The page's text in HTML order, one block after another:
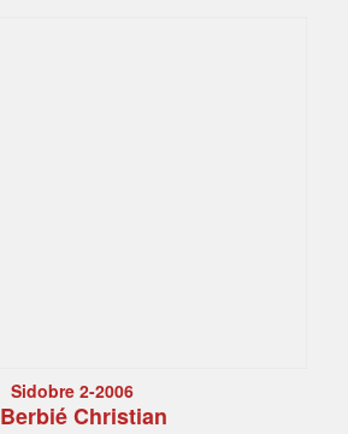
Sidobre 2-2006
Berbié Christian